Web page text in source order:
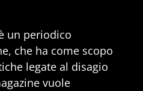
un periodico
che ha come scopo
legate al disagio
vuole